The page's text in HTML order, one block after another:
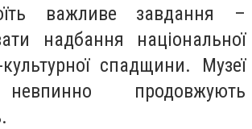
важливе завдання –
надбання національної
спадщини. Музеї
продовжують